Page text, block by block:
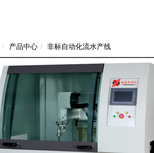
产品中心 非标自动化流水产线